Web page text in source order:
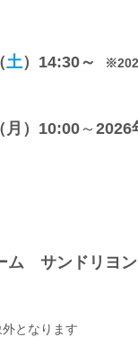
土）14:30～
月）10:00～ 2026
ンドリヨン（
となります